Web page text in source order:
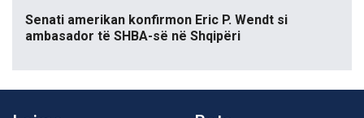
Senati amerikan konfirmon Eric P. Wendt si
ambasador të SHBA-së në Shqipëri